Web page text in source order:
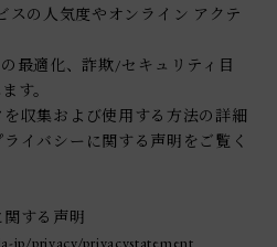
スの人気度やオンライン アクテ
最適化、詐欺/セキュリティ目
す。
収集および使用する方法の詳細
イバシーに関する声明をご覧く
する声明
jp/privacy/privacystatement